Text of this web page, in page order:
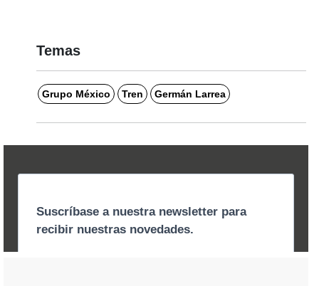
Temas
Grupo México Tren Germán Larrea